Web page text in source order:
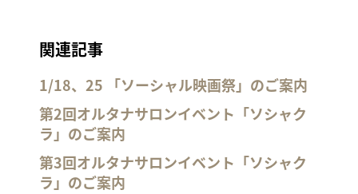
関連記事
1/18、25 「ソーシャル映画祭」のご案内
第2回オルタナサロンイベント「ソシャク
ラ」のご案内
第3回オルタナサロンイベント「ソシャク
ラ」のご案内